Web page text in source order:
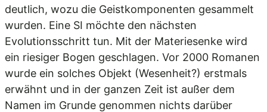
deutlich, wozu die Geistkomponenten gesammelt
wurden. Eine SI möchte den nächsten
Evolutionsschritt tun. Mit der Materiesenke wird
ein riesiger Bogen geschlagen. Vor 2000 Romanen
wurde ein solches Objekt (Wesenheit?) erstmals
erwähnt und in der ganzen Zeit ist außer dem
Namen im Grunde genommen nichts darüber